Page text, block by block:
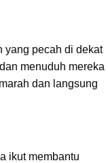
yang pecah di dekat
menuduh mereka
dan langsung
ikut membantu